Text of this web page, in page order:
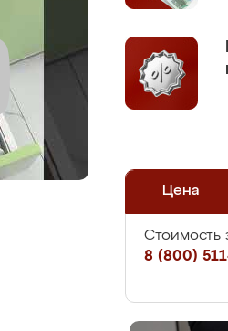
Цена
Стоимость
8 (800)